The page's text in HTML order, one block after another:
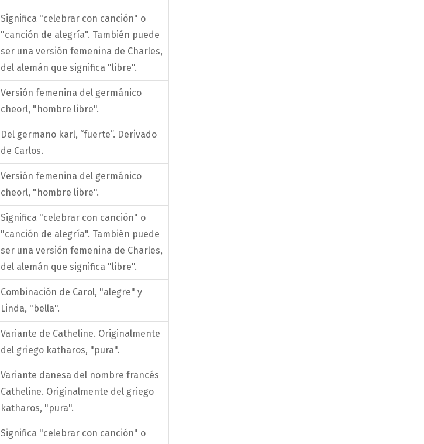
Significa "celebrar con canción" o
"canción de alegría". También puede
ser una versión femenina de Charles,
del alemán que significa "libre".
Versión femenina del germánico
cheorl, "hombre libre".
Del germano karl, “fuerte”. Derivado
de Carlos.
Versión femenina del germánico
cheorl, "hombre libre".
Significa "celebrar con canción" o
"canción de alegría". También puede
ser una versión femenina de Charles,
del alemán que significa "libre".
Combinación de Carol, "alegre" y
Linda, "bella".
Variante de Catheline. Originalmente
del griego katharos, "pura".
Variante danesa del nombre francés
Catheline. Originalmente del griego
katharos, "pura".
Significa "celebrar con canción" o